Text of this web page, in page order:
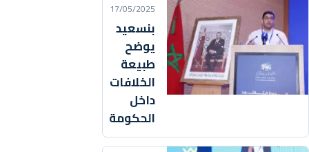
17/05/2025
بنسعيد
يوضح
طبيعة
الخلافات
داخل
الحكومة